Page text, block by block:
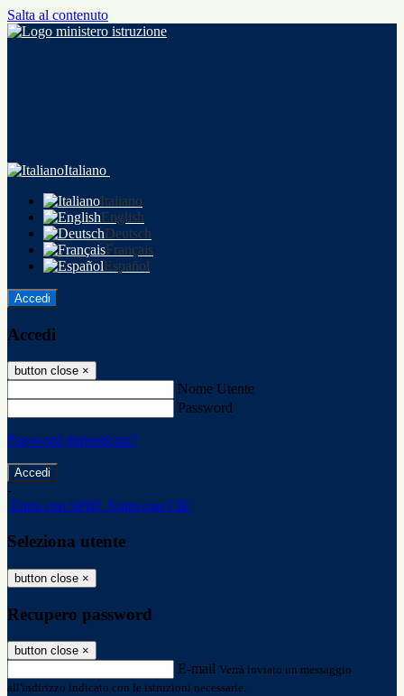
Salta al contenuto
Italiano
Italiano
English
Deutsch
Français
Español
Accedi
Accedi
button close ×
Nome Utente
Password
Password dimenticata?
-
Entra con SPID Entra con CIE
Seleziona utente
button close ×
Recupero password
button close ×
E-mail Verrà inviato un messaggio
all'indirizzo indicato con le istruzioni necessarie.